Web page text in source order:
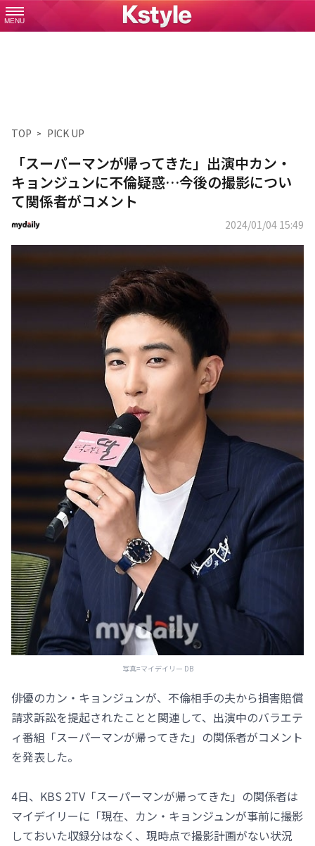
MENU
TOP PICK UP
「スーパーマンが帰ってきた」出演中カン・
キョンジュンに不倫疑惑…今後の撮影につい
て関係者がコメント
2024/01/04 15:49
写真=マイデイリー DB
俳優のカン・キョンジュンが、不倫相手の夫から損害賠償
請求訴訟を提起されたことと関連して、出演中のバラエテ
ィ番組「スーパーマンが帰ってきた」の関係者がコメント
を発表した。
4日、KBS 2TV「スーパーマンが帰ってきた」の関係者は
マイデイリーに「現在、カン・キョンジュンが事前に撮影
しておいた収録分はなく、現時点で撮影計画がない状況